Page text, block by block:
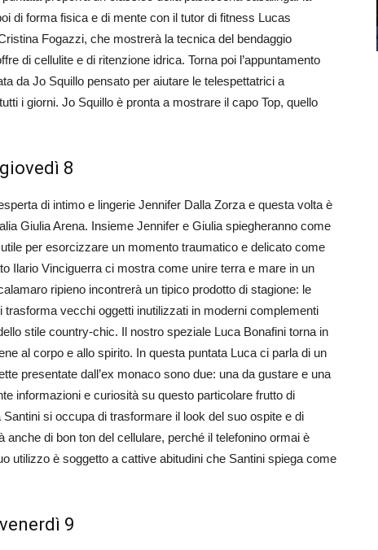
di forma fisica e di mente con il tutor di fitness Lucas
Fogazzi, che mostrerà la tecnica del bendaggio
di cellulite e di ritenzione idrica. Torna poi l’appuntamento
da Jo Squillo pensato per aiutare le telespettatrici a
i giorni. Jo Squillo è pronta a mostrare il capo Top, quello
8
di intimo e lingerie Jennifer Dalla Zorza e questa volta è
Giulia Arena. Insieme Jennifer e Giulia spiegheranno come
per esorcizzare un momento traumatico e delicato come
Ilario Vinciguerra ci mostra come unire terra e mare in un
ripieno incontrerà un tipico prodotto di stagione: le
trasforma vecchi oggetti inutilizzati in moderni complementi
stile country-chic. Il nostro speziale Luca Bonafini torna in
al corpo e allo spirito. In questa puntata Luca ci parla di un
presentate dall’ex monaco sono due: una da gustare e una
informazioni e curiosità su questo particolare frutto di
si occupa di trasformare il look del suo ospite e di
anche di bon ton del cellulare, perché il telefonino ormai è
utilizzo è soggetto a cattive abitudini che Santini spiega come
9